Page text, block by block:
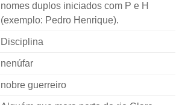
nomes duplos iniciados com P e H
(exemplo: Pedro Henrique).
Disciplina
nenúfar
nobre guerreiro